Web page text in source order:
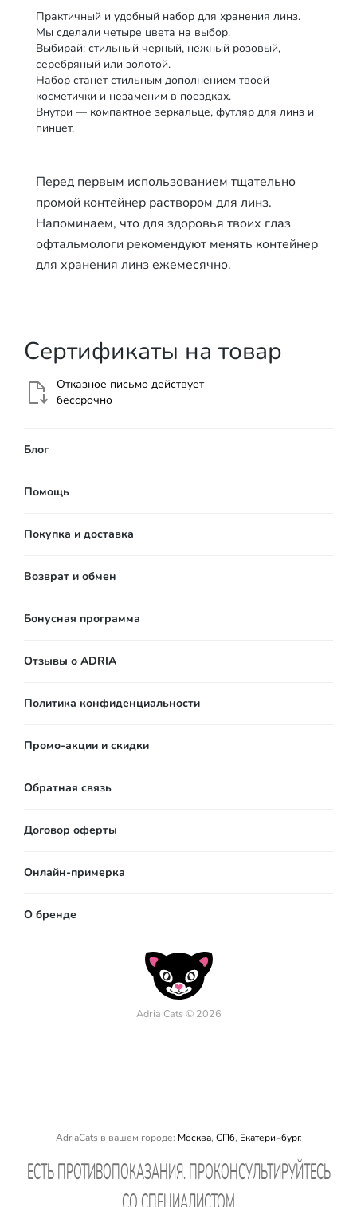
Практичный и удобный набор для хранения линз.
Мы сделали четыре цвета на выбор.
Выбирай: стильный черный, нежный розовый,
серебряный или золотой.
Набор станет стильным дополнением твоей
косметички и незаменим в поездках.
Внутри — компактное зеркальце, футляр для линз и
пинцет.
Перед первым использованием тщательно
промой контейнер раствором для линз.
Напоминаем, что для здоровья твоих глаз
офтальмологи рекомендуют менять контейнер
для хранения линз ежемесячно.
Сертификаты на товар
Отказное письмо действует
бессрочно
Блог
Помощь
Покупка и доставка
Возврат и обмен
Бонусная программа
Отзывы о ADRIA
Политика конфиденциальности
Промо-акции и скидки
Обратная связь
Договор оферты
Онлайн-примерка
О бренде
Adria Cats © 2026
AdriaCats в вашем городе: Москва, СПб, Екатеринбург.
EСТЬ ПРОТИВОПОКАЗАНИЯ. ПРОКОНСУЛЬТИРУЙТЕСЬ